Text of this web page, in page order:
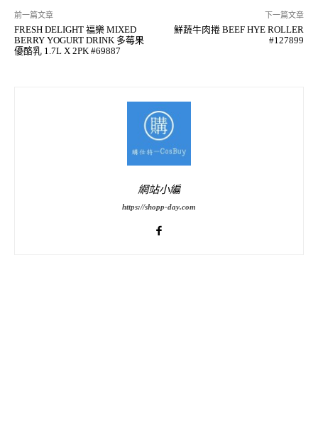
前一篇文章
FRESH DELIGHT 福樂 MIXED
BERRY YOGURT DRINK 多莓果
優酪乳 1.7L X 2PK #69887
下一篇文章
鮮蔬牛肉捲 BEEF HYE ROLLER
#127899
網站小編
https://shopp-day.com